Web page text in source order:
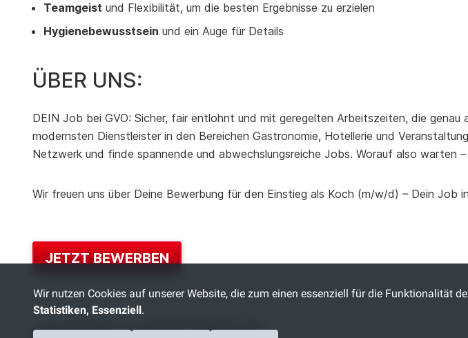
Teamgeist und Flexibilität, um die besten Ergebnisse zu erzielen
Hygienebewusstsein und ein Auge für Details
ÜBER UNS:
DEIN Job bei GVO: Sicher, fair entlohnt und mit geregelten Arbeitszeiten, die
modernsten Dienstleister in den Bereichen Gastronomie, Hotellerie und
Netzwerk und finde spannende und abwechslungsreiche Jobs. Worauf also warten –
Wir freuen uns über Deine Bewerbung für den Einstieg als Koch (m/w/d) – Dein Job
JETZT BEWERBEN
ANSPRECHPARTNER:IN
Wir nutzen Cookies auf unserer Website, die zum einen essenziell für die Funktionalität
Statistiken, Essenziell.